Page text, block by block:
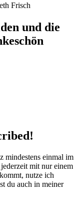
und die
mindestens einmal im
mit nur einem
nutze ich
du auch in meiner